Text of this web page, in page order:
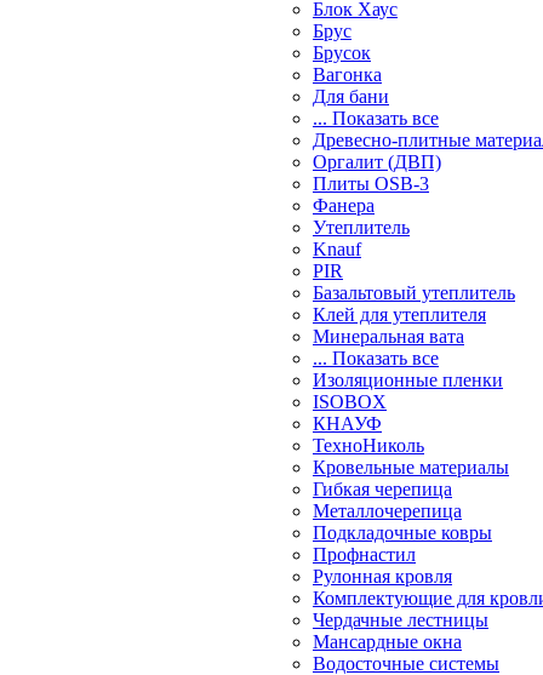
Блок Хаус
Брус
Брусок
Вагонка
Для бани
... Показать все
Древесно-плитные
Оргалит (ДВП)
Плиты OSB-3
Фанера
Утеплитель
Knauf
PIR
Базальтовый утеплитель
Клей для утеплителя
Минеральная вата
... Показать все
Изоляционные пленки
ISOBOX
КНАУФ
ТехноНиколь
Кровельные материалы
Гибкая черепица
Металлочерепица
Подкладочные ковры
Профнастил
Рулонная кровля
Комплектующие для
Чердачные лестницы
Мансардные окна
Водосточные системы